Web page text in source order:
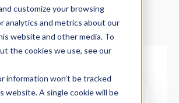
customize your browsing
analytics and metrics about our
website and other media. To
the cookies we use, see our
information won’t be tracked
website. A single cookie will be